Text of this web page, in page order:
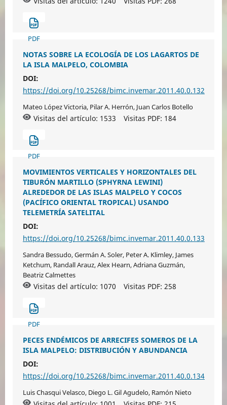
PDF
NOTAS SOBRE LA ECOLOGÍA DE LOS LAGARTOS DE
LA ISLA MALPELO, COLOMBIA
DOI:
https://doi.org/10.25268/bimc.invemar.2011.40.0.132
Mateo López Victoria, Pilar A. Herrón, Juan Carlos Botello
Visitas del artículo: 1533 Visitas PDF: 184
PDF
MOVIMIENTOS VERTICALES Y HORIZONTALES DEL
TIBURÓN MARTILLO (SPHYRNA LEWINI)
ALREDEDOR DE LAS ISLAS MALPELO Y COCOS
(PACÍFICO ORIENTAL TROPICAL) USANDO
TELEMETRÍA SATELITAL
DOI:
https://doi.org/10.25268/bimc.invemar.2011.40.0.133
Sandra Bessudo, Germán A. Soler, Peter A. Klimley, James
Ketchum, Randall Arauz, Alex Hearn, Adriana Guzmán,
Beatriz Calmettes
Visitas del artículo: 1070 Visitas PDF: 258
PDF
PECES ENDÉMICOS DE ARRECIFES SOMEROS DE LA
ISLA MALPELO: DISTRIBUCIÓN Y ABUNDANCIA
DOI:
https://doi.org/10.25268/bimc.invemar.2011.40.0.134
Luis Chasqui Velasco, Diego L. Gil Agudelo, Ramón Nieto